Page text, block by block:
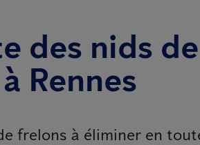
des nids de
Rennes
frelons à éliminer en